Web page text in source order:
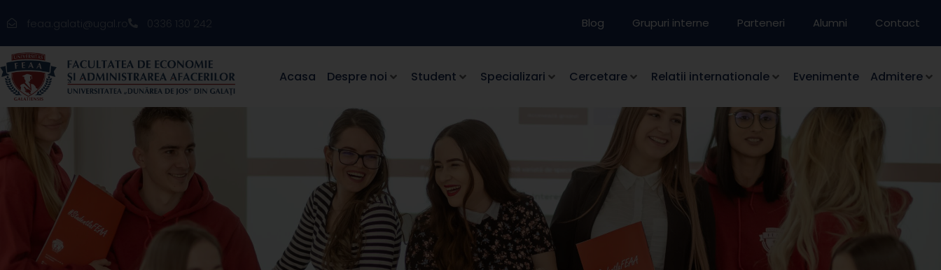
feaa.galati@ugal.ro 0336 130 242 Blog Grupuri interne Parteneri Alumni Contact
Acasa Despre noi Student Specializari Cercetare Relatii internationale Evenimente Admitere